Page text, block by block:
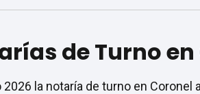
de Turno
2026 la notaría de turno en